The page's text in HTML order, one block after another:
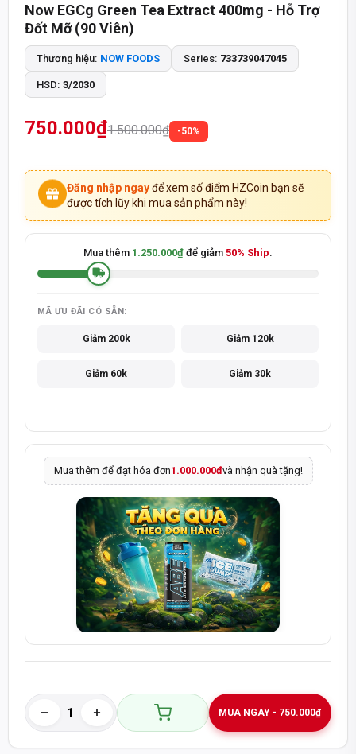
TÍCH ĐIỂM MUA HÀNG - QUÀ TẶNG HẤP DẪN
TƯ VẤN ĐẶT HÀNG QUA HOTLINE 093 447 4242
MỞ CỬA T2-T7:
SẢN PHẨM CHÍNH HÃNG - THANH TOÁN KHI NHẬN HÀNG
Now EGCg Green Tea Extract 400mg - Hỗ Trợ
Đốt Mỡ (90 Viên)
Thương hiệu: NOW FOODS Series: 733739047045
HSD: 3/2030
750.000₫1.500.000₫ -50%
Đăng nhập ngayđể xem số điểm HZCoin bạn sẽ
được tích lũy khi mua sản phẩm này!
Mua thêm 1.250.000₫ để giảm 50% Ship.
MÃ ƯU ĐÃI CÓ SẴN:
Giảm 200k Giảm 120k
Giảm 60k Giảm 30k
Mua thêm để đạt hóa đơn1.000.000đvà nhận quà tặng!
MUA NGAY - 750.000₫